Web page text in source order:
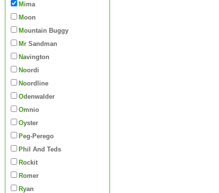
Mima
Moon
Mountain Buggy
Mr Sandman
Navington
Noordi
Noordline
Odenwalder
Omnio
Oyster
Peg-Perego
Phil And Teds
Rockit
Romer
Ryan